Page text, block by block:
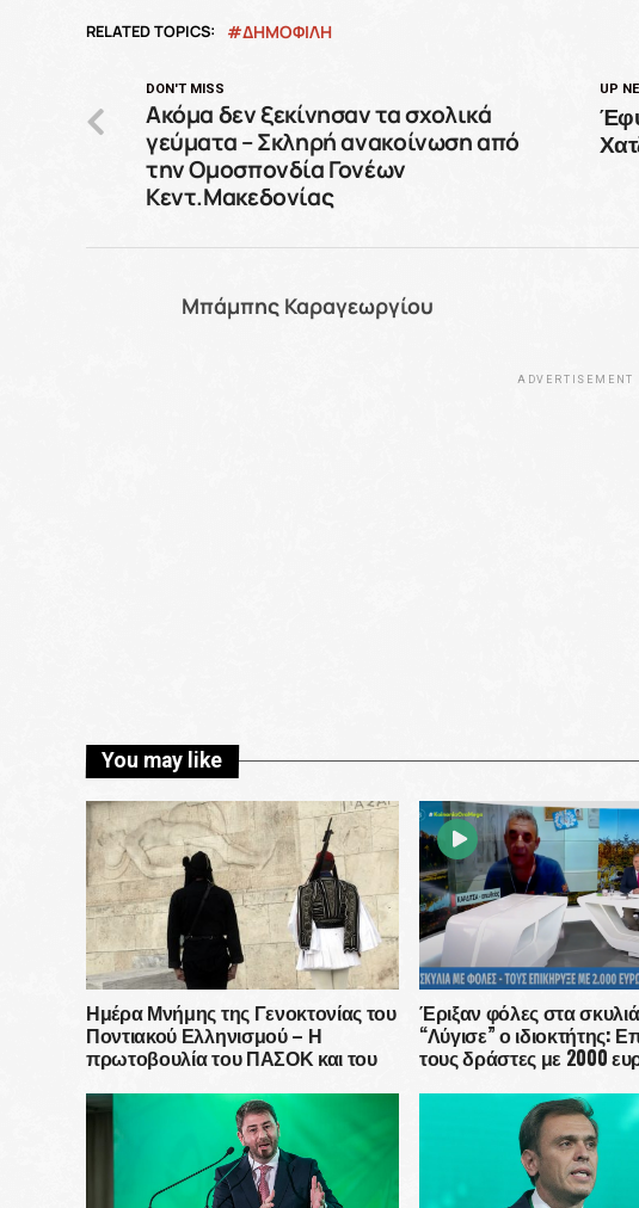
RELATED TOPICS: ΔΗΜΟΦΙΛΗ
UP
DON'T MISS
Ακόμα δεν ξεκίνησαν τα σχολικά
γεύματα – Σκληρή ανακοίνωση από
την Ομοσπονδία Γονέων
Κεντ.Μακεδονίας
Μπάμπης Καραγεωργίου
ADVERTISEMENT
You may like
Ημέρα Μνήμης της Γενοκτονίας του
Ποντιακού Ελληνισμού – Η
πρωτοβουλία του ΠΑΣΟΚ και του
Έριξαν φόλες στα
“Λύγισε” ο ιδιοκτήτης:
τους δράστες με 2000